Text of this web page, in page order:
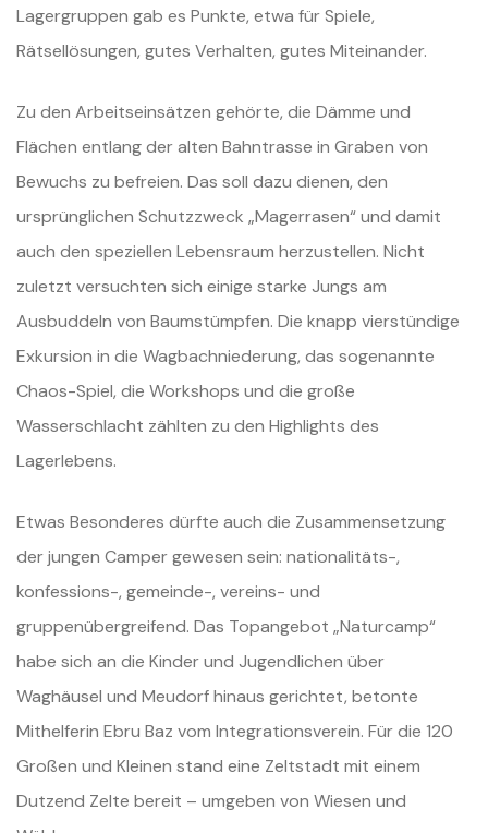
Lagergruppen gab es Punkte, etwa für Spiele,
Rätsellösungen, gutes Verhalten, gutes Miteinander.
Zu den Arbeitseinsätzen gehörte, die Dämme und
Flächen entlang der alten Bahntrasse in Graben von
Bewuchs zu befreien. Das soll dazu dienen, den
ursprünglichen Schutzzweck „Magerrasen“ und damit
auch den speziellen Lebensraum herzustellen. Nicht
zuletzt versuchten sich einige starke Jungs am
Ausbuddeln von Baumstümpfen. Die knapp vierstündige
Exkursion in die Wagbachniederung, das sogenannte
Chaos-Spiel, die Workshops und die große
Wasserschlacht zählten zu den Highlights des
Lagerlebens.
Etwas Besonderes dürfte auch die Zusammensetzung
der jungen Camper gewesen sein: nationalitäts-,
konfessions-, gemeinde-, vereins- und
gruppenübergreifend. Das Topangebot „Naturcamp“
habe sich an die Kinder und Jugendlichen über
Waghäusel und Meudorf hinaus gerichtet, betonte
Mithelferin Ebru Baz vom Integrationsverein. Für die 120
Großen und Kleinen stand eine Zeltstadt mit einem
Dutzend Zelte bereit – umgeben von Wiesen und